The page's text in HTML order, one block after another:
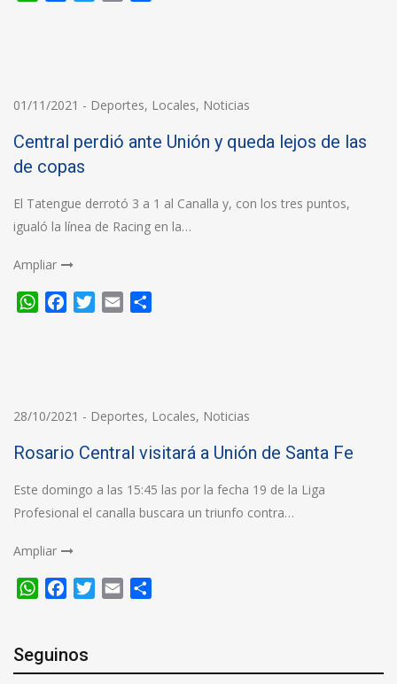
01/11/2021 - Deportes, Locales, Noticias
Central perdió ante Unión y queda lejos de las
de copas
El Tatengue derrotó 3 a 1 al Canalla y, con los tres puntos,
igualó la línea de Racing en la…
Ampliar
WhatsApp
FacebookTwitter
Email
28/10/2021 - Deportes, Locales, Noticias
Rosario Central visitará a Unión de Santa Fe
Este domingo a las 15:45 las por la fecha 19 de la Liga
Profesional el canalla buscara un triunfo contra…
Ampliar
WhatsApp
FacebookTwitter
Email
Seguinos